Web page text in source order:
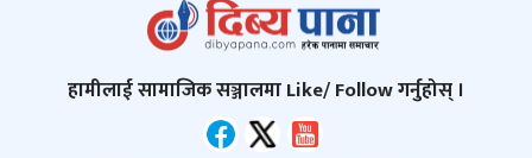
हामीलाई सामाजिक सञ्जालमा Like/ Follow गर्नुहोस् ।